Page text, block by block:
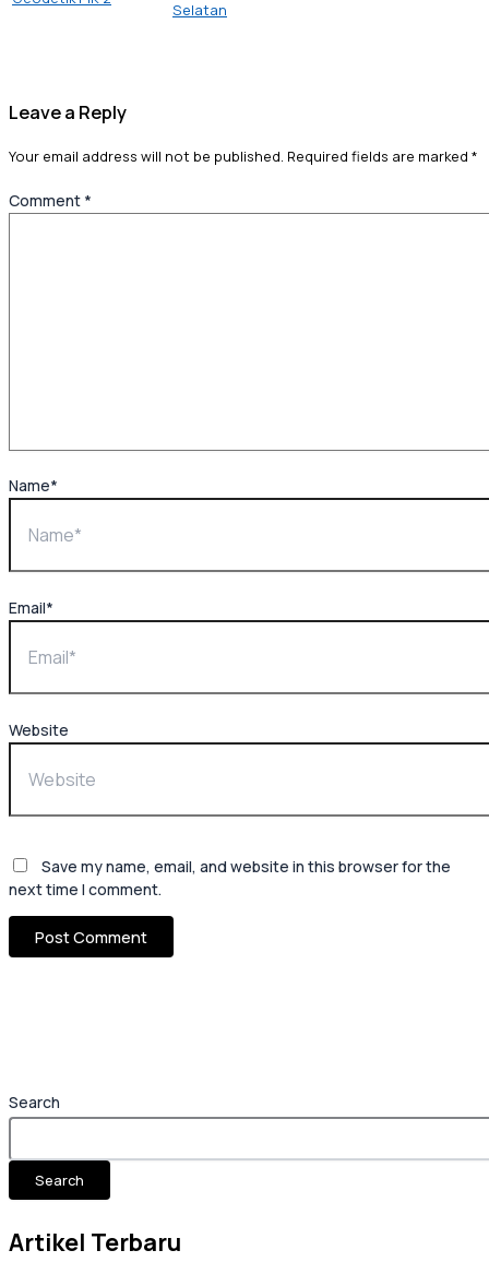
Search
Search
Artikel Terbaru
Selatan
Leave a Reply
Your email address will not be published. Required fields are marked *
Comment *
Name*
Email*
Website
Save my name, email, and website in this browser for the
next time I comment.